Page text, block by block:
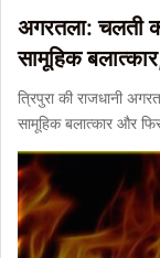
अगरतला: चलती
सामूहिक
त्रिपुरा की राजधानी
सामूहिक बलात्कार और